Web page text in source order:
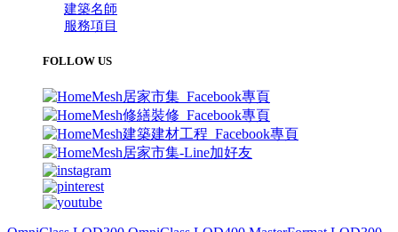
建築名師
服務項目
FOLLOW US